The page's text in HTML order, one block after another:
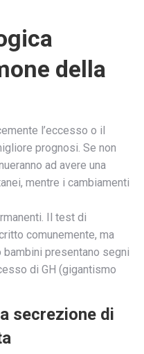
della
l’eccesso o il
prognosi. Se non
ad avere una
mentre i cambiamenti
Il test di
comunemente, ma
presentano segni
di GH (gigantismo
secrezione di